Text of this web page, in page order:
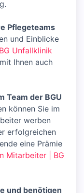
Pflegeteams
und Einblicke
Unfallklinik
Ihnen auch
Team der BGU
können Sie im
werben
erfolgreichen
eine Prämie
Mitarbeiter | BG
und benötigen